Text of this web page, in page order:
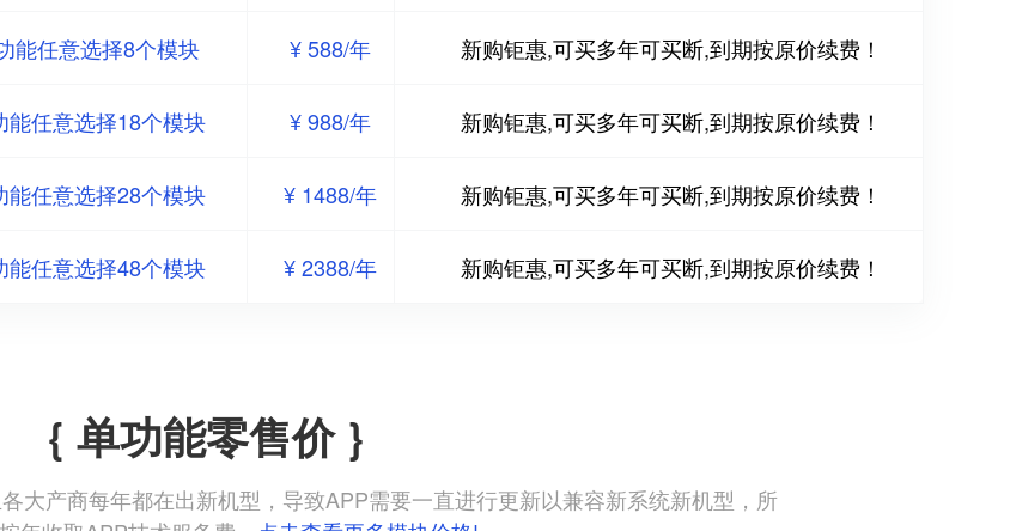
能任意选择8个模块 ¥ 588/年 新购钜惠,可买多年可买断,到期按原价续费！
能任意选择18个模块 ¥ 988/年 新购钜惠,可买多年可买断,到期按原价续费！
能任意选择28个模块 ¥ 1488/年 新购钜惠,可买多年可买断,到期按原价续费！
能任意选择48个模块 ¥ 2388/年 新购钜惠,可买多年可买断,到期按原价续费！
{ 单功能零售价 }
大产商每年都在出新机型，导致APP需要一直进行更新以兼容新系统新机型，所